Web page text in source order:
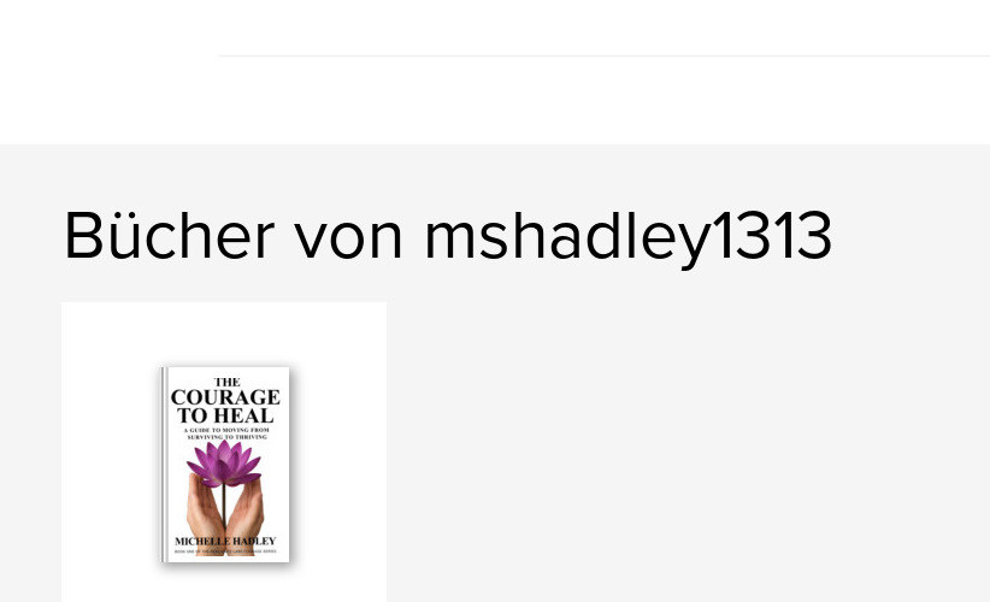
Bücher von mshadley1313